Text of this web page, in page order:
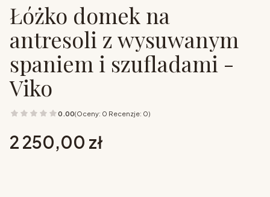
Łóżko domek na
antresoli z wysuwanym
spaniem i szufladami -
Viko
0.00(Oceny: 0 Recenzje: 0)
Cena
2 250,00 zł